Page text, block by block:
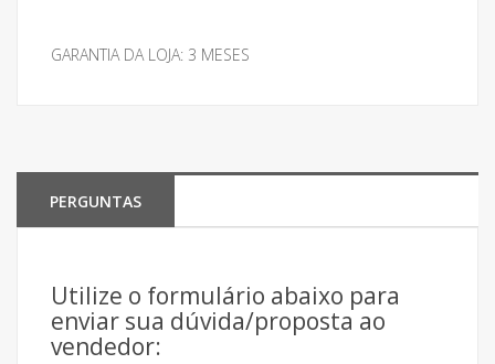
GARANTIA DA LOJA: 3 MESES
PERGUNTAS
Utilize o formulário abaixo para
enviar sua dúvida/proposta ao
vendedor: